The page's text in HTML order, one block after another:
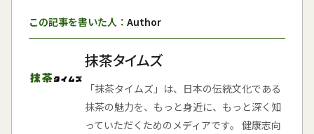
この記事を書いた人： Author
抹茶タイムズ
「抹茶タイムズ」は、日本の伝統文化である
抹茶の魅力を、もっと身近に、もっと深く知
っていただくためのメディアです。 健康志向